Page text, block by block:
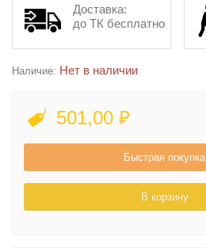
Доставка:
до ТК бесплатно
Наличие: Нет в наличии
501,00 ₽
Быстрая покупка
В корзину